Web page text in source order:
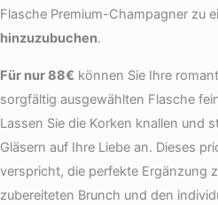
Flasche Premium-Champagner zu
hinzuzubuchen.
Für nur 88€ können Sie Ihre
sorgfältig ausgewählten Flasche
Lassen Sie die Korken knallen und
Gläsern auf Ihre Liebe an. Dieses
verspricht, die perfekte Ergänzung
zubereiteten Brunch und den